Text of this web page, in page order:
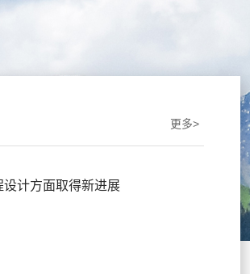
更多>
计方面取得新进展